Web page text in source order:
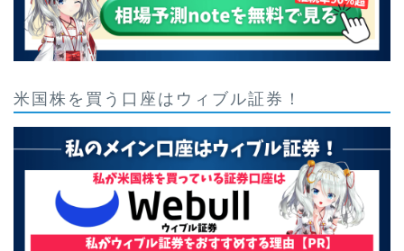
米国株を買う口座はウィブル証券！